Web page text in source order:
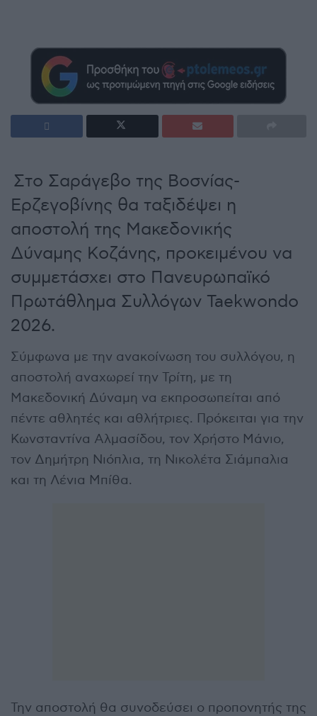
Στο Σαράγεβο της Βοσνίας-
Ερζεγοβίνης θα ταξιδέψει η
αποστολή της Μακεδονικής
Δύναμης Κοζάνης, προκειμένου να
συμμετάσχει στο Πανευρωπαϊκό
Πρωτάθλημα Συλλόγων Taekwondo
2026.
Σύμφωνα με την ανακοίνωση του συλλόγου, η
αποστολή αναχωρεί την Τρίτη, με τη
Μακεδονική Δύναμη να εκπροσωπείται από
πέντε αθλητές και αθλήτριες. Πρόκειται για την
Κωνσταντίνα Αλμασίδου, τον Χρήστο Μάνιο,
τον Δημήτρη Νιόπλια, τη Νικολέτα Σιάμπαλια
και τη Λένια Μπίθα.
Την αποστολή θα συνοδεύσει ο προπονητής της